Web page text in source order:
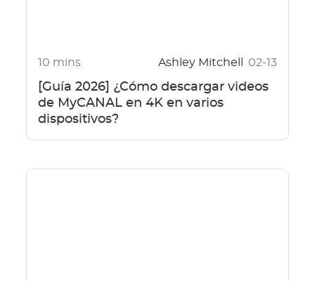
10 mins Ashley Mitchell 02-13
[Guía 2026] ¿Cómo descargar videos
de MyCANAL en 4K en varios
dispositivos?